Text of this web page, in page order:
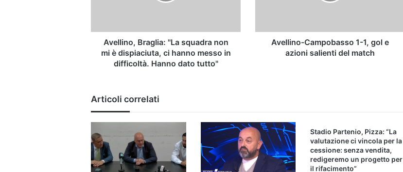
ci
hanno
messo
tutto"
Avellino, Braglia: "La squadra non
mi è dispiaciuta, ci hanno messo in
difficoltà. Hanno dato tutto"
del
matchAvellino-Campobasso 1-1, gol e
azioni salienti del match
Articoli correlati
Stadio Partenio, Pizza: “La
valutazione ci vincola per la
cessione: senza vendita,
redigeremo un progetto per
il rifacimento”